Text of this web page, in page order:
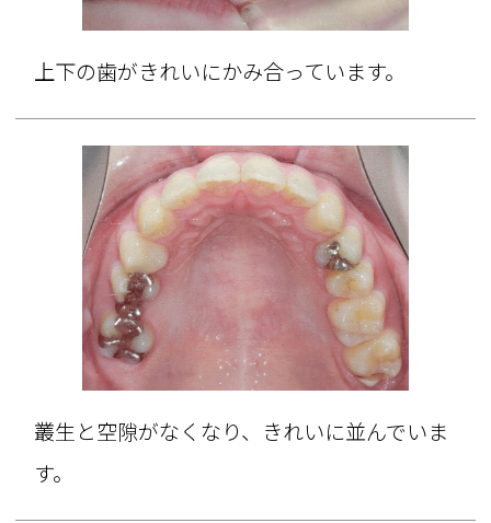
上下の歯がきれいにかみ合っています。
叢生と空隙がなくなり、きれいに並んでいま
す。